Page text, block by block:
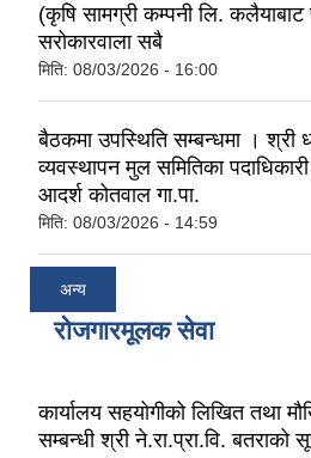
(कृषि सामग्री कम्पनी लि. कलैयाबाट
सरोकारवाला सबै
मिति: 08/03/2026 - 16:00
बैठकमा उपस्थिति सम्बन्धमा । श्री
व्यवस्थापन मुल समितिका
आदर्श कोतवाल गा.पा.
मिति: 08/03/2026 - 14:59
अन्य
रोजगारमूलक सेवा
कार्यालय सहयोगीको लिखित तथा
सम्बन्धी श्री ने.रा.प्रा.वि. बतराको